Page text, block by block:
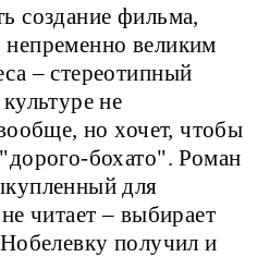
создание фильма,
великим
– стереотипный
не
но хочет, чтобы
бохато". Роман
для
читает – выбирает
получил и